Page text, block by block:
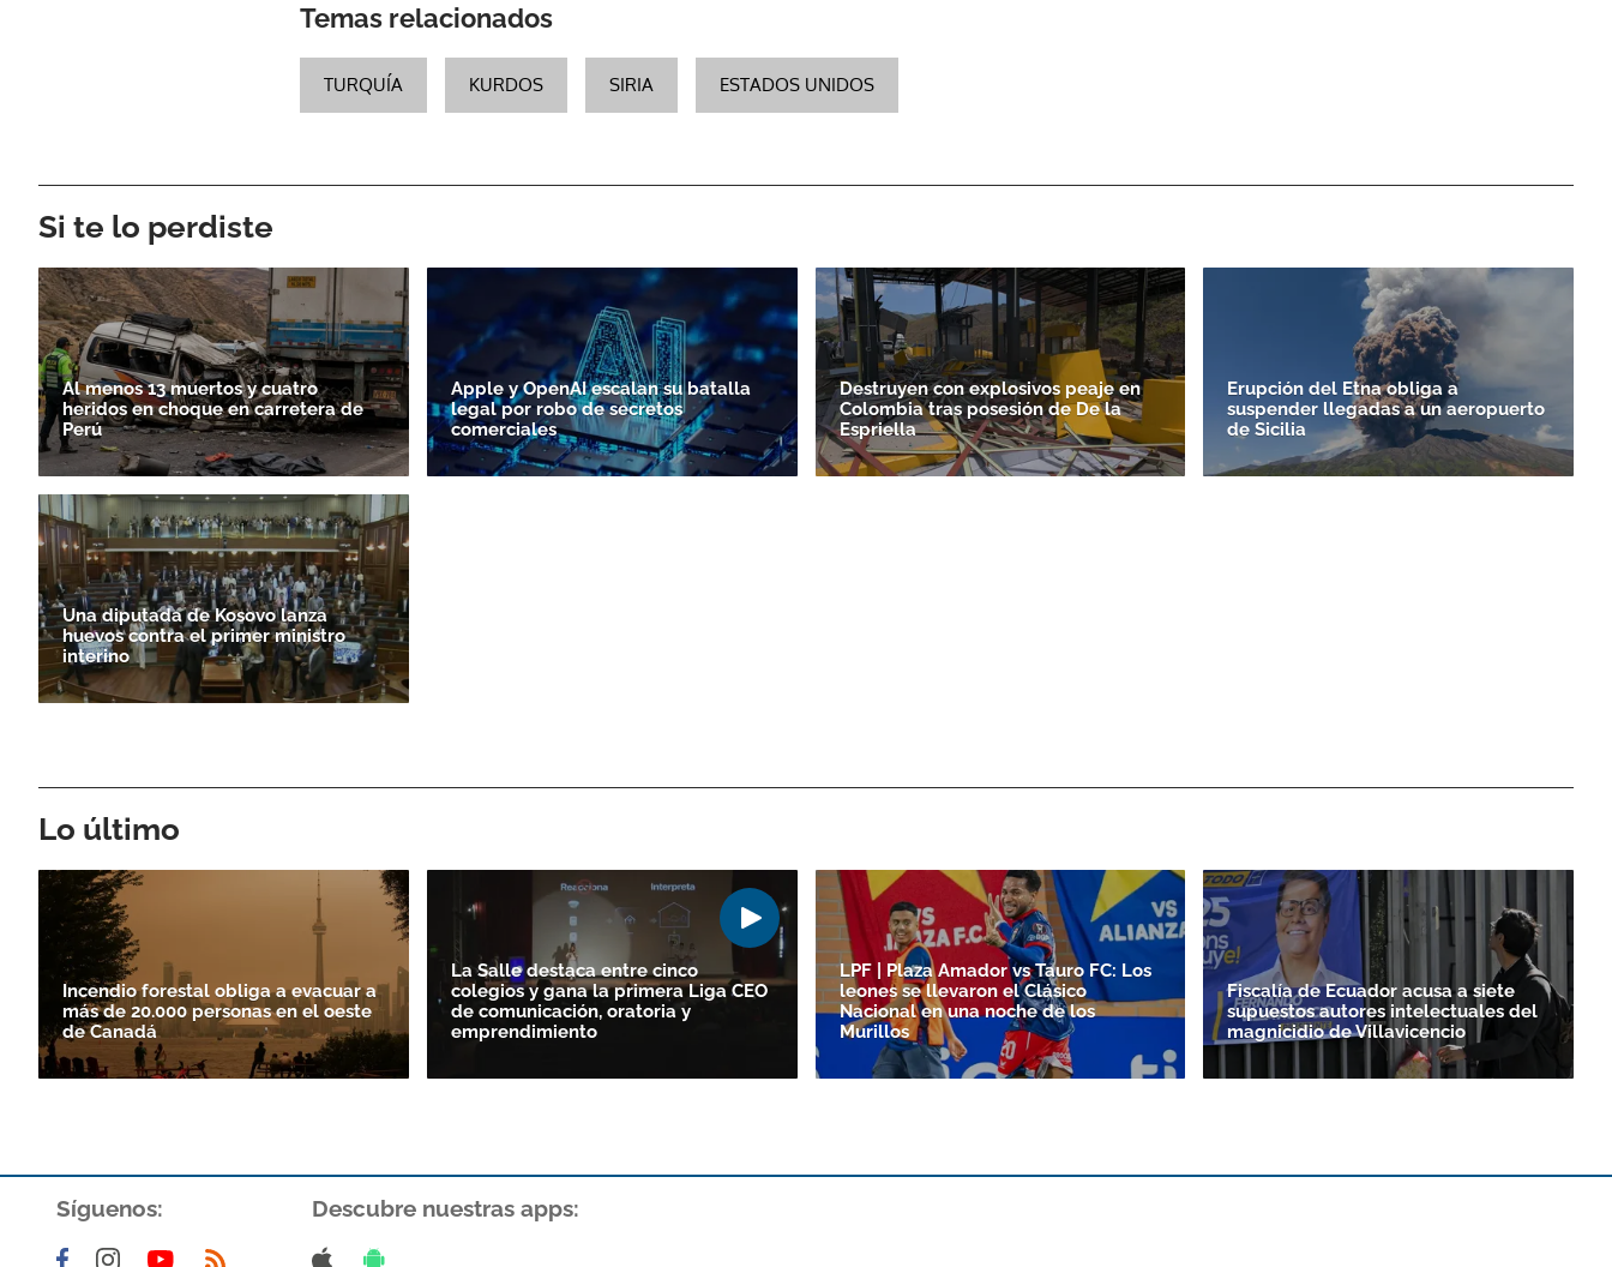
Temas relacionados
TURQUÍA KURDOS SIRIA ESTADOS UNIDOS
Si te lo perdiste
Al menos 13 muertos y cuatro
heridos en choque en carretera de
Perú
Apple y OpenAI escalan su batalla
legal por robo de secretos
comerciales
Destruyen con explosivos peaje en
Colombia tras posesión de De la
Espriella
Erupción del Etna obliga a
suspender llegadas a un aeropuerto
de Sicilia
Una diputada de Kosovo lanza
huevos contra el primer ministro
interino
Lo último
Incendio forestal obliga a evacuar a
más de 20.000 personas en el oeste
de Canadá
La Salle destaca entre cinco
colegios y gana la primera Liga CEO
de comunicación, oratoria y
emprendimiento
LPF | Plaza Amador vs Tauro FC: Los
leones se llevaron el Clásico
Nacional en una noche de los
Murillos
Fiscalía de Ecuador acusa a siete
supuestos autores intelectuales del
magnicidio de Villavicencio
Síguenos: Descubre nuestras apps: